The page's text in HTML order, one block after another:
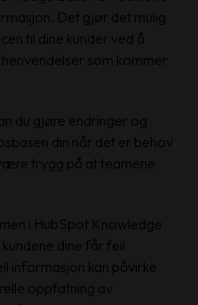
Det gjør det mulig
til dine kunder ved å
som kommer
du gjøre endringer og
din når det er behov
trygg på at teamene
i HubSpot Knowledge
dine får feil
informasjon kan påvirke
oppfatning av